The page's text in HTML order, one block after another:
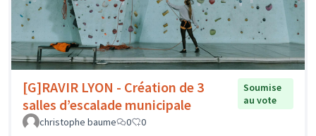
[G]RAVIR LYON - Création de 3
salles d’escalade municipale
Soumise
au vote
christophe baume
0 0